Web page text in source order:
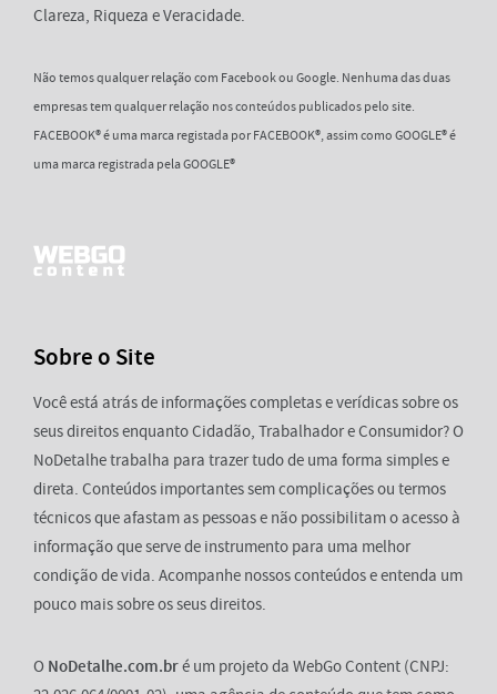
Clareza, Riqueza e Veracidade.
Não temos qualquer relação com Facebook ou Google. Nenhuma das duas
empresas tem qualquer relação nos conteúdos publicados pelo site.
FACEBOOK® é uma marca registada por FACEBOOK®, assim como GOOGLE® é
uma marca registrada pela GOOGLE®
Sobre o Site
Você está atrás de informações completas e verídicas sobre os
seus direitos enquanto Cidadão, Trabalhador e Consumidor? O
NoDetalhe trabalha para trazer tudo de uma forma simples e
direta. Conteúdos importantes sem complicações ou termos
técnicos que afastam as pessoas e não possibilitam o acesso à
informação que serve de instrumento para uma melhor
condição de vida. Acompanhe nossos conteúdos e entenda um
pouco mais sobre os seus direitos.
O NoDetalhe.com.bré um projeto da WebGo Content (CNPJ: